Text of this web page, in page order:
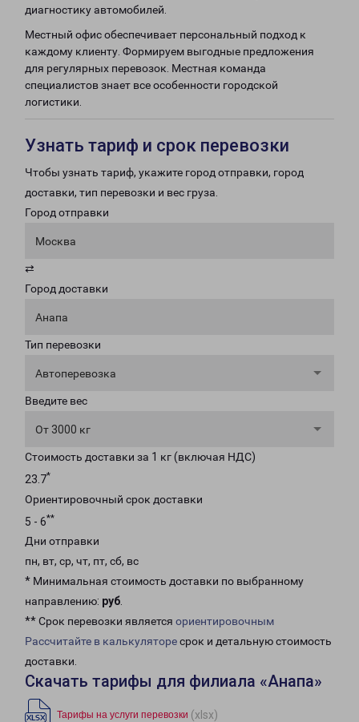
диагностику автомобилей.
Местный офис обеспечивает персональный подход к
каждому клиенту. Формируем выгодные предложения
для регулярных перевозок. Местная команда
специалистов знает все особенности городской
логистики.
Узнать тариф и срок перевозки
Чтобы узнать тариф, укажите город отправки, город
доставки, тип перевозки и вес груза.
Город отправки
Москва
⇄
Город доставки
Анапа
Тип перевозки
Автоперевозка
Введите вес
От 3000 кг
Стоимость доставки за 1 кг (включая НДС)
23.7*
Ориентировочный срок доставки
5 - 6**
Дни отправки
пн, вт, ср, чт, пт, сб, вс
* Минимальная стоимость доставки по выбранному
направлению: руб.
** Срок перевозки является ориентировочным
Рассчитайте в калькуляторесрок и детальную стоимость
доставки.
Скачать тарифы для филиала «Анапа»
Тарифы на услуги перевозки (xlsx)